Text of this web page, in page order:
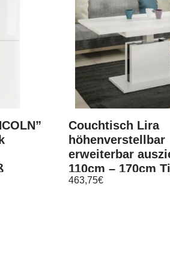
Couchtisch Lira
höhenverstellbar
erweiterbar
110cm – 170cm
463,75€